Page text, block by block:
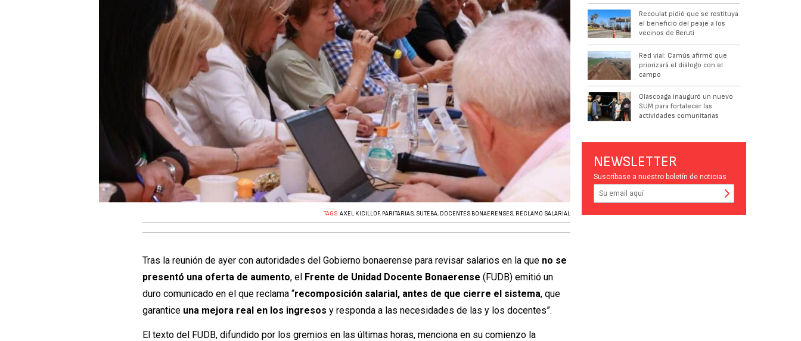
TAGS:AXEL KICILLOF, PARITARIAS, SUTEBA, DOCENTES BONAERENSES, RECLAMO SALARIAL
Tras la reunión de ayer con autoridades del Gobierno bonaerense para revisar salarios en la que no se
presentó una oferta de aumento, el Frente de Unidad Docente Bonaerense (FUDB) emitió un
duro comunicado en el que reclama “recomposición salarial, antes de que cierre el sistema, que
garantice una mejora real en los ingresos y responda a las necesidades de las y los docentes”.
El texto del FUDB, difundido por los gremios en las últimas horas, menciona en su comienzo la
Recoulat pidió que se restituya
el beneficio del peaje a los
vecinos de Beruti
Red vial: Camús afirmó que
priorizará el diálogo con el
campo
Olascoaga inauguró un nuevo
SUM para fortalecer las
actividades comunitarias
NEWSLETTER
Suscríbase a nuestro boletín de noticias